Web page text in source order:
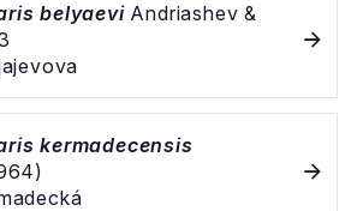
belyaeviAndriashev &
kermadecensis